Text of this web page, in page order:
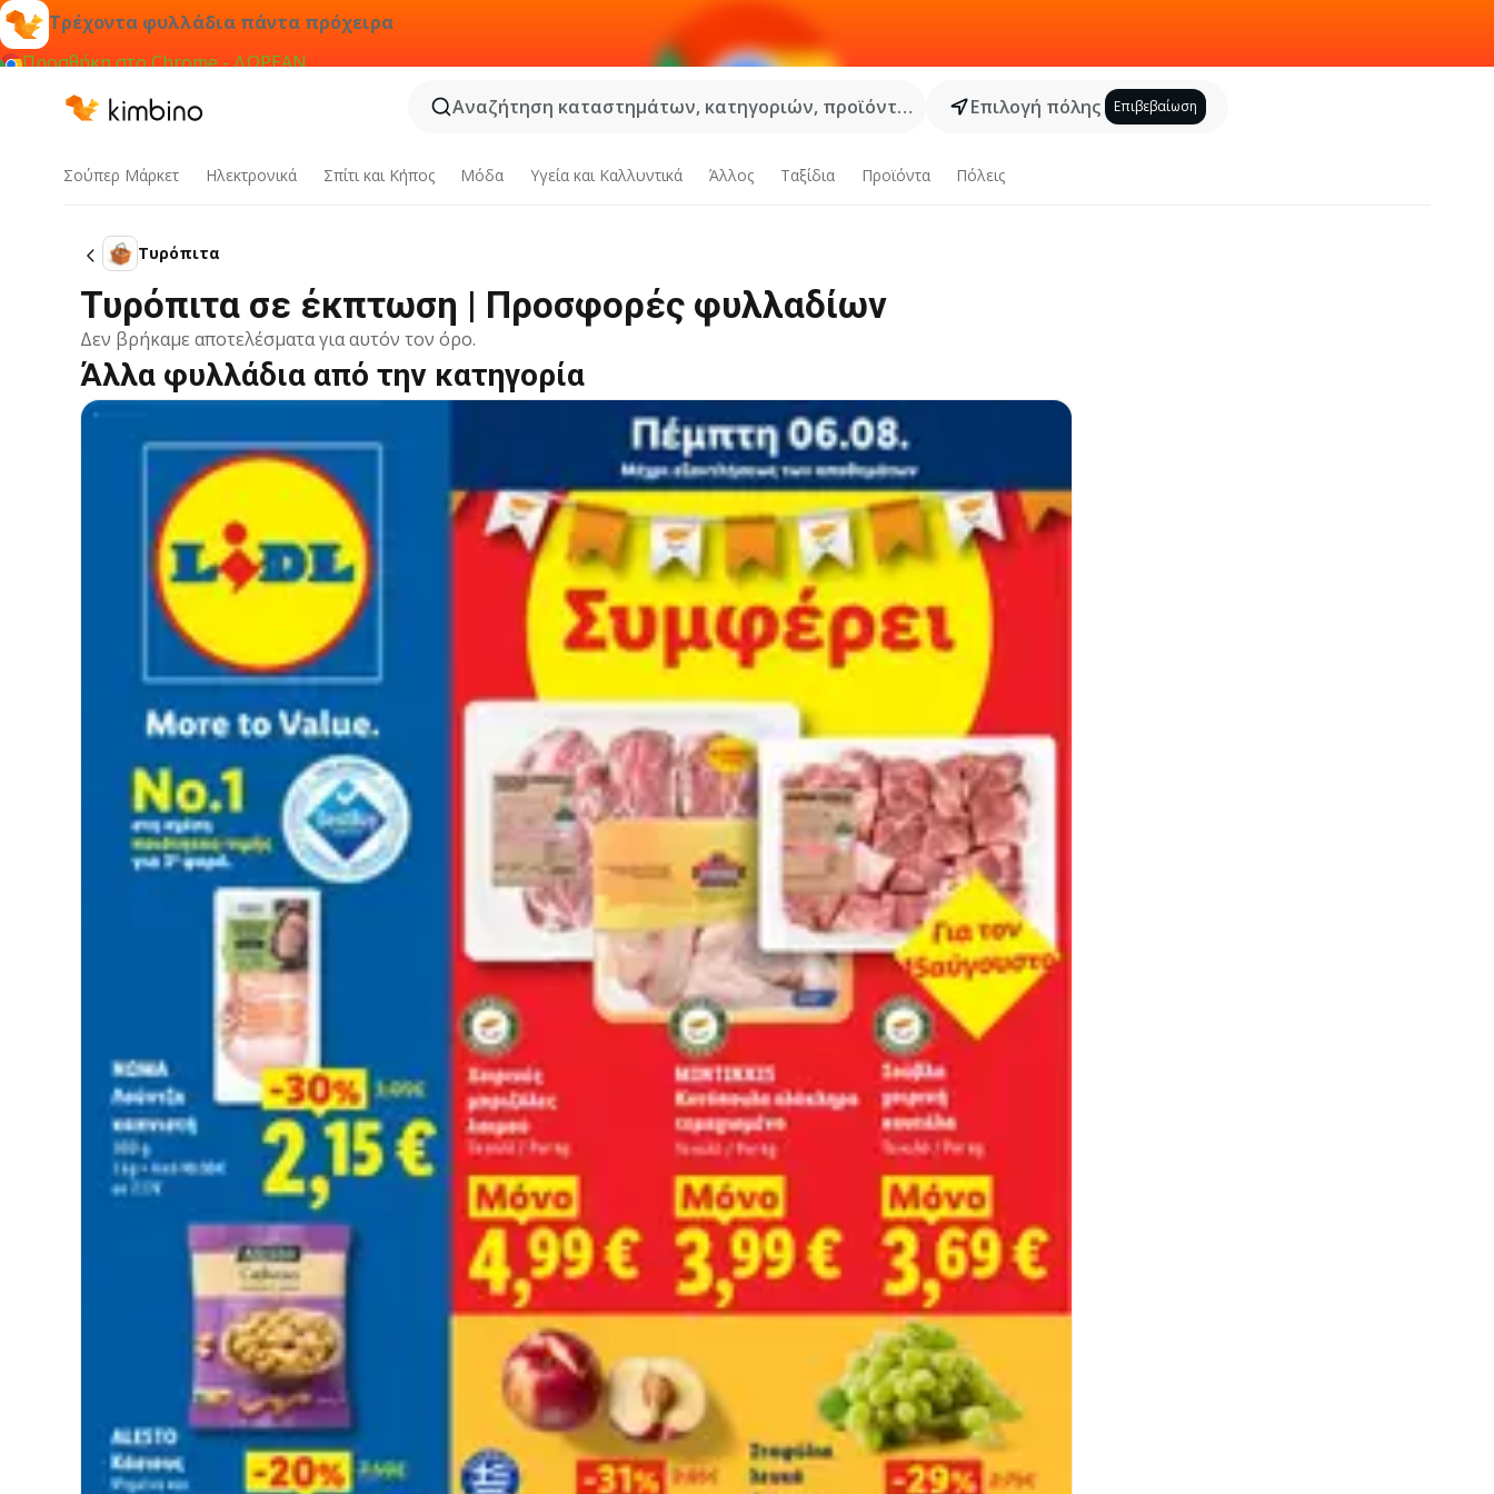
Τρέχοντα φυλλάδια πάντα πρόχειρα
Προσθήκη στο Chrome - ΔΩΡΕΑΝ
Αναζήτηση καταστημάτων, κατηγοριών, προϊόντων...
Επιλογή πόλης Επιβεβαίωση
Σούπερ Μάρκετ Hλεκτρονικά Σπίτι και Κήπος Μόδα Υγεία και Καλλυντικά Άλλος Ταξίδια Προϊόντα Πόλεις
Τυρόπιτα
Τυρόπιτα σε έκπτωση | Προσφορές φυλλαδίων
Δεν βρήκαμε αποτελέσματα για αυτόν τον όρο.
Άλλα φυλλάδια από την κατηγορία